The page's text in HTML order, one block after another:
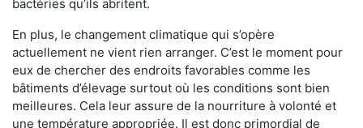
bactéries qu’ils abritent.
En plus, le changement climatique qui s’opère
actuellement ne vient rien arranger. C’est le moment pour
eux de chercher des endroits favorables comme les
bâtiments d’élevage surtout où les conditions sont bien
meilleures. Cela leur assure de la nourriture à volonté et
une température appropriée. Il est donc primordial de